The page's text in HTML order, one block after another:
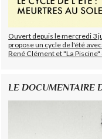
Ouvert depuis le mercredi 3
propose un cycle de l'été
René Clément et "La Piscine"
LE DOCUMENTAIRE